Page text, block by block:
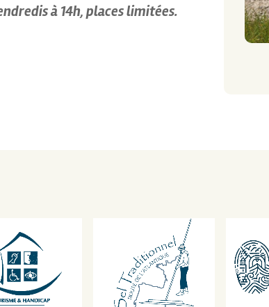
à 14h, places limitées.